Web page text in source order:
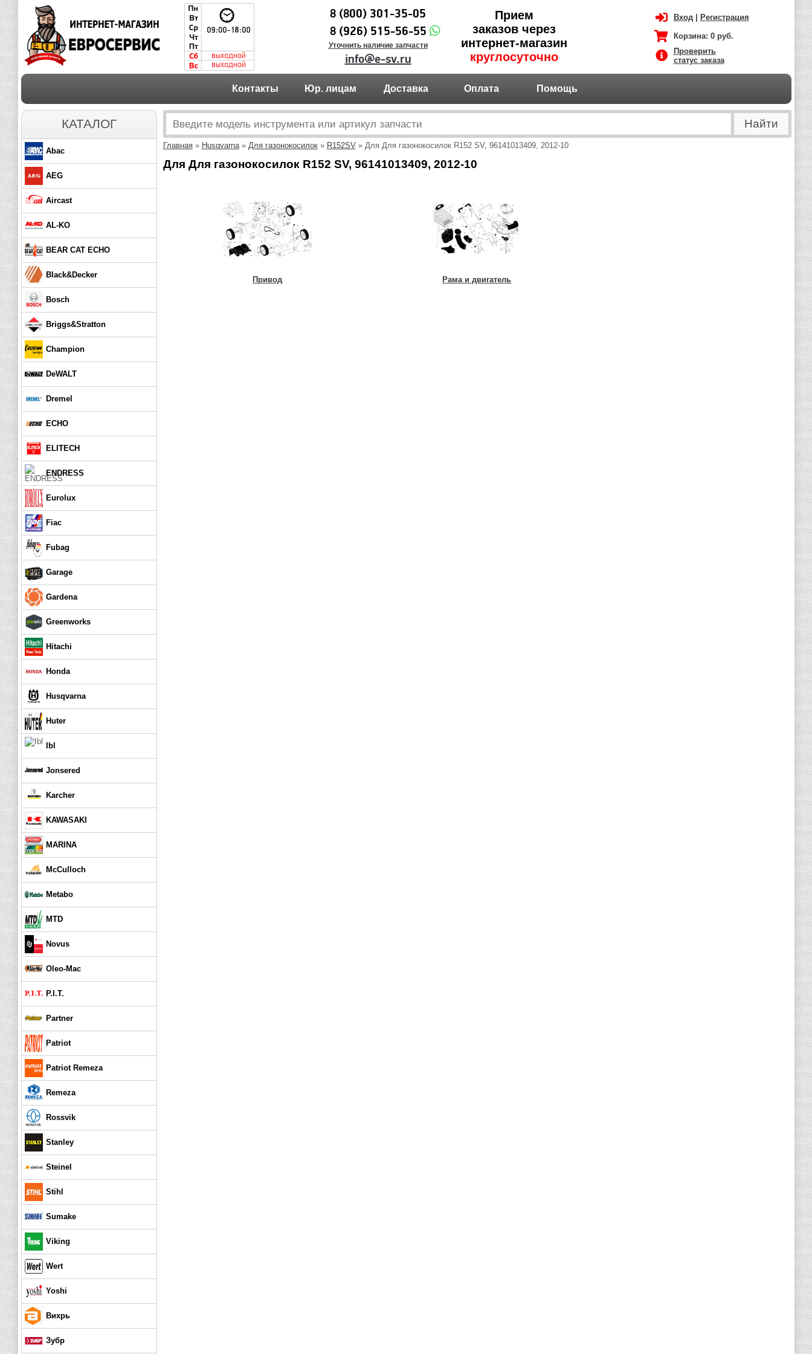
8 (800) 301-35-05
Прием
заказов через
интернет-магазин
круглосуточно
8 (926) 515-56-55
Уточнить наличие запчасти
info@e-sv.ru
Вход| Регистрация
Корзина: 0 руб.
Проверить
статус заказа
Контакты Юр. лицам Доставка Оплата Помощь
КАТАЛОГ
Abac
AEG
Aircast
AL-KO
BEAR CAT ECHO
Black&Decker
Bosch
Briggs&Stratton
Champion
DeWALT
Dremel
ECHO
ELITECH
ENDRESS
Eurolux
Fiac
Fubag
Garage
Gardena
Greenworks
Hitachi
Honda
Husqvarna
Huter
Ibl
Jonsered
Karcher
KAWASAKI
MARINA
McCulloch
Metabo
MTD
Novus
Oleo-Mac
P.I.T.
Partner
Patriot
Patriot Remeza
Remeza
Rossvik
Stanley
Steinel
Stihl
Sumake
Viking
Wert
Yoshi
Вихрь
Зубр
Главная» Husqvarna» Для газонокосилок» R152SV» Для Для газонокосилок R152 SV, 96141013409, 2012-10
Для Для газонокосилок R152 SV, 96141013409, 2012-10
Привод Рама и двигатель